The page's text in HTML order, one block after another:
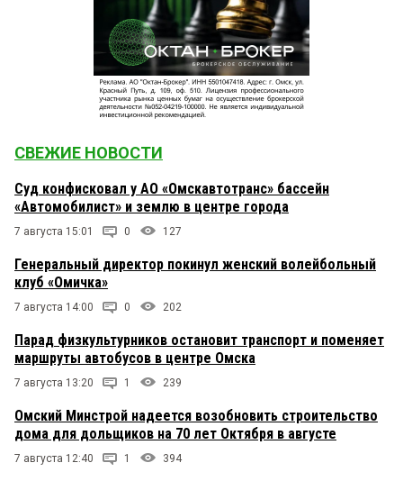
СВЕЖИЕ НОВОСТИ
Суд конфисковал у АО «Омскавтотранс» бассейн
«Автомобилист» и землю в центре города
7 августа 15:01 0 127
Генеральный директор покинул женский волейбольный
клуб «Омичка»
7 августа 14:00 0 202
Парад физкультурников остановит транспорт и поменяет
маршруты автобусов в центре Омска
7 августа 13:20 1 239
Омский Минстрой надеется возобновить строительство
дома для дольщиков на 70 лет Октября в августе
7 августа 12:40 1 394